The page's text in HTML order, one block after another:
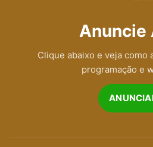
Anuncie
Clique abaixo e veja como
programação e